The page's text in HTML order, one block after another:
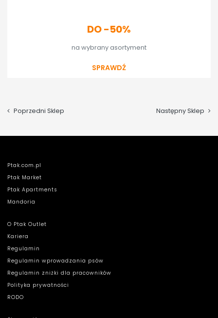
DO -50%
na wybrany asortyment
SPRAWDŹ
Poprzedni Sklep Następny Sklep
Ptak.com.pl
Ptak Market
Ptak Apartments
Mandoria
O Ptak Outlet
Kariera
Regulamin
Regulamin wprowadzania psów
Regulamin zniżki dla pracowników
Polityka prywatności
RODO